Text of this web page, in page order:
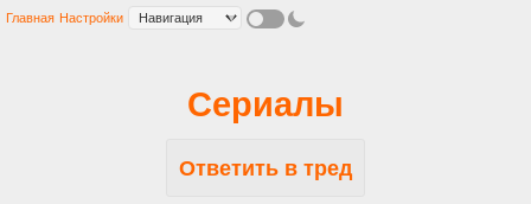
Главная Настройки
Сериалы
Ответить в тред